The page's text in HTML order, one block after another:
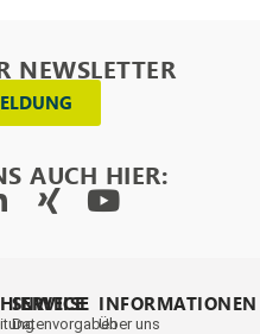
NEWSLETTER
AUCH HIER:
SERVICE
Datenvorgaben
INFORMATIONEN
Über uns